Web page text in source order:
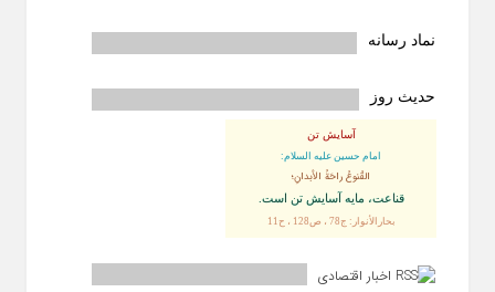
نماد رسانه
حدیث روز
آسایش تن
امام حسین علیه السلام:
القُنوعُ راحَةُ الأبدانِ؛
قناعت، مايه آسايش تن است.
بحارالأنوار: ج78 ، ص128 ، ح11
اخبار اقتصادی